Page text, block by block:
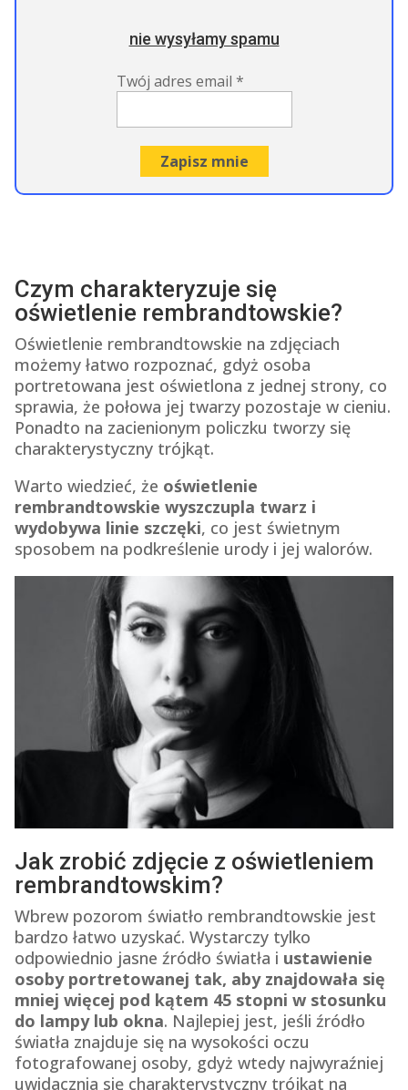
nie wysyłamy spamu
Twój adres email *
Czym charakteryzuje się
oświetlenie rembrandtowskie?
Oświetlenie rembrandtowskie na zdjęciach
możemy łatwo rozpoznać, gdyż osoba
portretowana jest oświetlona z jednej strony, co
sprawia, że połowa jej twarzy pozostaje w cieniu.
Ponadto na zacienionym policzku tworzy się
charakterystyczny trójkąt.
Warto wiedzieć, że oświetlenie
rembrandtowskie wyszczupla twarz i
wydobywa linie szczęki, co jest świetnym
sposobem na podkreślenie urody i jej walorów.
Jak zrobić zdjęcie z oświetleniem
rembrandtowskim?
Wbrew pozorom światło rembrandtowskie jest
bardzo łatwo uzyskać. Wystarczy tylko
odpowiednio jasne źródło światła i ustawienie
osoby portretowanej tak, aby znajdowała się
mniej więcej pod kątem 45 stopni w stosunku
do lampy lub okna. Najlepiej jest, jeśli źródło
światła znajduje się na wysokości oczu
fotografowanej osoby, gdyż wtedy najwyraźniej
uwidacznia się charakterystyczny trójkąt na